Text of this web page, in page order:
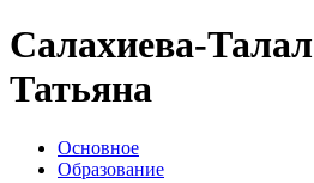
Салахиева-Талал
Татьяна
Основное
Образование